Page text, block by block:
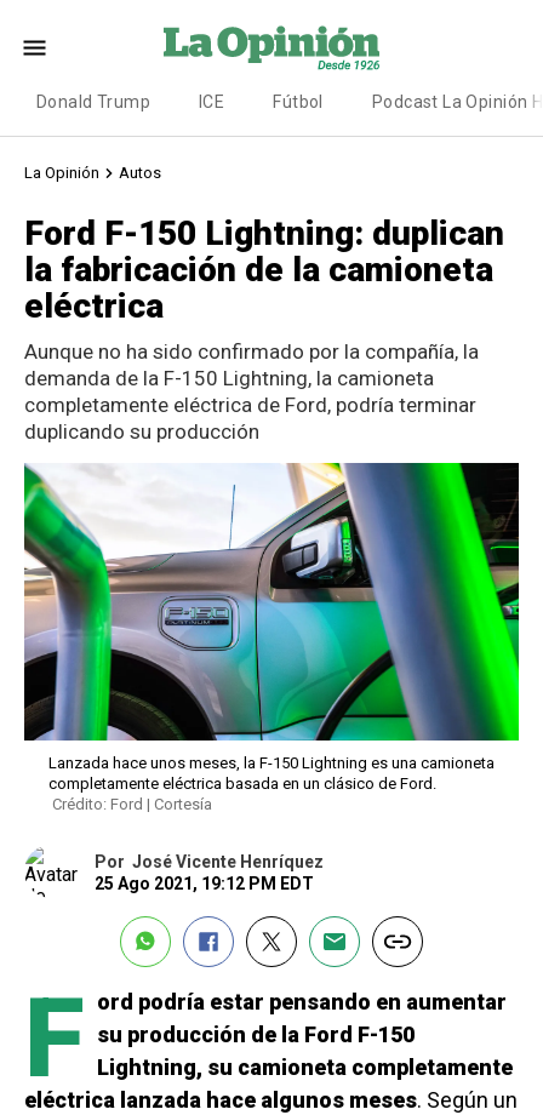
Donald Trump ICE Fútbol Podcast La Opinión
La Opinión Autos
Ford F-150 Lightning: duplican
la fabricación de la camioneta
eléctrica
Aunque no ha sido confirmado por la compañía, la
demanda de la F-150 Lightning, la camioneta
completamente eléctrica de Ford, podría terminar
duplicando su producción
Lanzada hace unos meses, la F-150 Lightning es una camioneta
completamente eléctrica basada en un clásico de Ford.
Crédito: Ford | Cortesía
Por José Vicente Henríquez
25 Ago 2021, 19:12 PM EDT
F
ord podría estar pensando en aumentar
su producción de la Ford F-150
Lightning, su camioneta completamente
eléctrica lanzada hace algunos meses. Según un